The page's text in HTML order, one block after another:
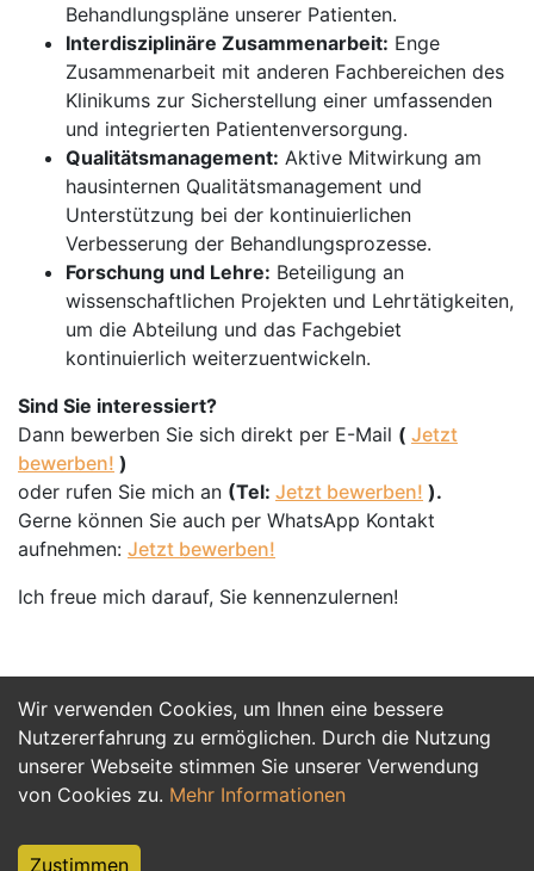
Wir verwenden Cookies, um Ihnen eine bessere
Nutzererfahrung zu ermöglichen. Durch die Nutzung
unserer Webseite stimmen Sie unserer Verwendung
von Cookies zu. Mehr Informationen
Zustimmen
Behandlungspläne unserer Patienten.
Interdisziplinäre Zusammenarbeit: Enge
Zusammenarbeit mit anderen Fachbereichen des
Klinikums zur Sicherstellung einer umfassenden
und integrierten Patientenversorgung.
Qualitätsmanagement: Aktive Mitwirkung am
hausinternen Qualitätsmanagement und
Unterstützung bei der kontinuierlichen
Verbesserung der Behandlungsprozesse.
Forschung und Lehre: Beteiligung an
wissenschaftlichen Projekten und Lehrtätigkeiten,
um die Abteilung und das Fachgebiet
kontinuierlich weiterzuentwickeln.
Sind Sie interessiert?
Dann bewerben Sie sich direkt per E-Mail ( Jetzt
bewerben! )
oder rufen Sie mich an (Tel: Jetzt bewerben! ).
Gerne können Sie auch per WhatsApp Kontakt
aufnehmen: Jetzt bewerben!
Ich freue mich darauf, Sie kennenzulernen!
Jetzt Bewerben